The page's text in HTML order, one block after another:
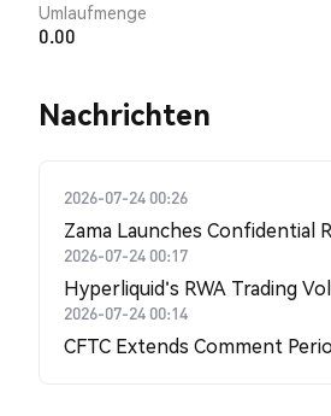
Umlaufmenge
0.00
Nachrichten
2026-07-24 00:26
Zama Launches Confidential
2026-07-24 00:17
Hyperliquid's RWA Trading
2026-07-24 00:14
CFTC Extends Comment